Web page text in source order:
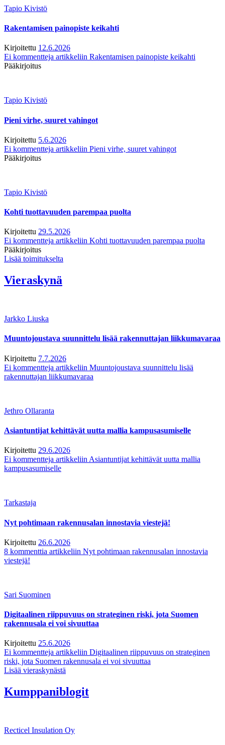
Tapio Kivistö
Rakentamisen painopiste keikahti
Kirjoitettu 12.6.2026
Ei kommentteja artikkeliin Rakentamisen painopiste keikahti
Pääkirjoitus
Tapio Kivistö
Pieni virhe, suuret vahingot
Kirjoitettu 5.6.2026
Ei kommentteja artikkeliin Pieni virhe, suuret vahingot
Pääkirjoitus
Tapio Kivistö
Kohti tuottavuuden parempaa puolta
Kirjoitettu 29.5.2026
Ei kommentteja artikkeliin Kohti tuottavuuden parempaa puolta
Pääkirjoitus
Lisää toimitukselta
Vieraskynä
Jarkko Liuska
Muuntojoustava suunnittelu lisää rakennuttajan liikkumavaraa
Kirjoitettu 7.7.2026
Ei kommentteja artikkeliin Muuntojoustava suunnittelu lisää
rakennuttajan liikkumavaraa
Jethro Ollaranta
Asiantuntijat kehittävät uutta mallia kampusasumiselle
Kirjoitettu 29.6.2026
Ei kommentteja artikkeliin Asiantuntijat kehittävät uutta mallia
kampusasumiselle
Tarkastaja
Nyt pohtimaan rakennusalan innostavia viestejä!
Kirjoitettu 26.6.2026
8 kommenttia artikkeliin Nyt pohtimaan rakennusalan innostavia
viestejä!
Sari Suominen
Digitaalinen riippuvuus on strateginen riski, jota Suomen
rakennusala ei voi sivuuttaa
Kirjoitettu 25.6.2026
Ei kommentteja artikkeliin Digitaalinen riippuvuus on strateginen
riski, jota Suomen rakennusala ei voi sivuuttaa
Lisää vieraskynästä
Kumppaniblogit
Recticel Insulation Oy